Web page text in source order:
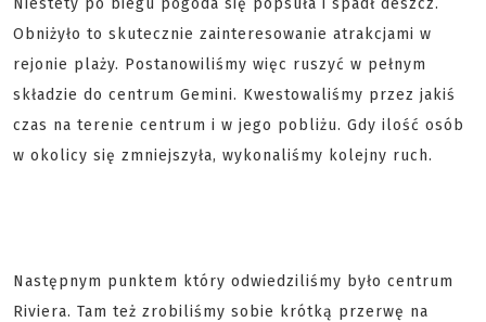
Niestety po biegu pogoda się popsuła i spadł deszcz.
Obniżyło to skutecznie zainteresowanie atrakcjami w
rejonie plaży. Postanowiliśmy więc ruszyć w pełnym
składzie do centrum Gemini. Kwestowaliśmy przez jakiś
czas na terenie centrum i w jego pobliżu. Gdy ilość osób
w okolicy się zmniejszyła, wykonaliśmy kolejny ruch.
Następnym punktem który odwiedziliśmy było centrum
Riviera. Tam też zrobiliśmy sobie krótką przerwę na